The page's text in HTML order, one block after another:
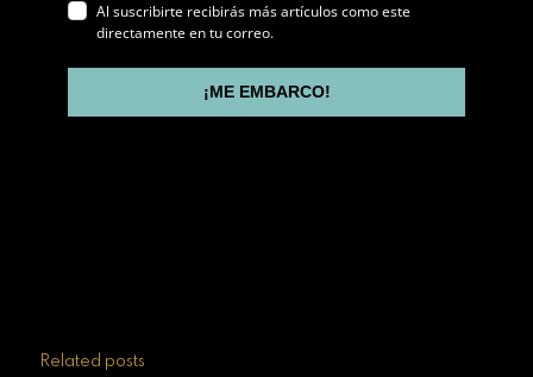
Al suscribirte recibirás más artículos como este
directamente en tu correo.
¡ME EMBARCO!
Related posts